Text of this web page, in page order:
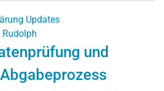
Updates
und